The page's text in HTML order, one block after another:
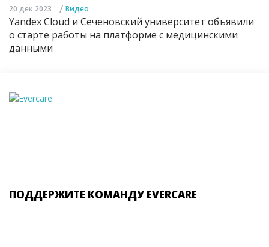
20 дек 2023 / Видео
Yandex Cloud и Сеченовский университет объявили
о старте работы на платформе с медицинскими
данными
ПОДДЕРЖИТЕ КОМАНДУ EVERCARE